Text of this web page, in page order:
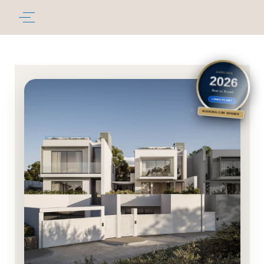
SARDINIA
2026
Best in Travel
LONELY PLANET
BOOKING.COM WINNER